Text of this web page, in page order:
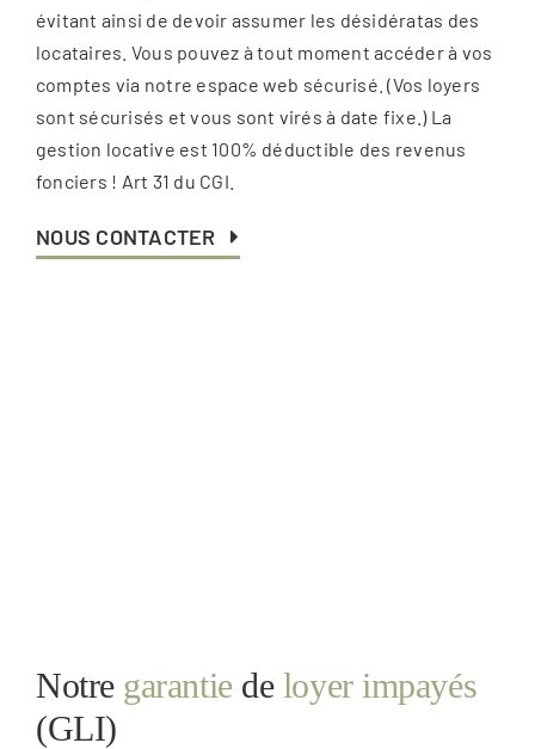
évitant ainsi de devoir assumer les désidératas des
locataires. Vous pouvez à tout moment accéder à vos
comptes via notre espace web sécurisé. (Vos loyers
sont sécurisés et vous sont virés à date fixe.) La
gestion locative est 100% déductible des revenus
fonciers ! Art 31 du CGI.
NOUS CONTACTER
Notre garantiede loyer impayés
(GLI)